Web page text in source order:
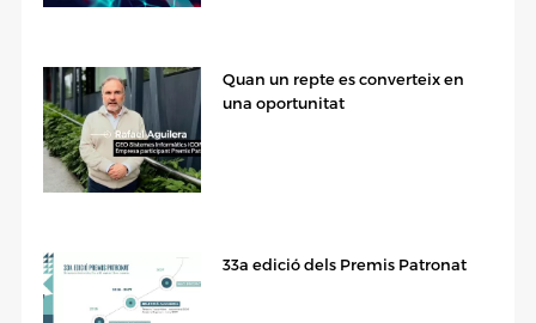
Quan un repte es converteix en
una oportunitat
33a edició dels Premis Patronat